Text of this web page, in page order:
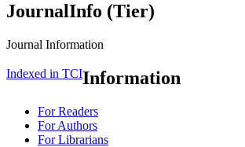
JournalInfo (Tier)
Journal Information
Indexed in TCIInformation
For Readers
For Authors
For Librarians